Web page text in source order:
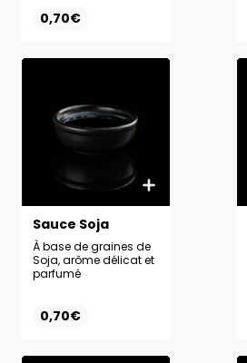
0,70€
Sauce Soja
À base de graines de
Soja, arôme délicat et
parfumé
0,70€